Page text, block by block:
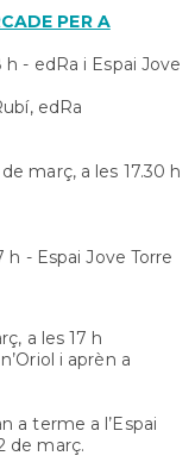
PER A
- edRa i Espai Jove
Rubí, edRa
març, a les 17.30 h
h - Espai Jove Torre
a les 17 h
i aprèn a
a terme a l’Espai
de març.